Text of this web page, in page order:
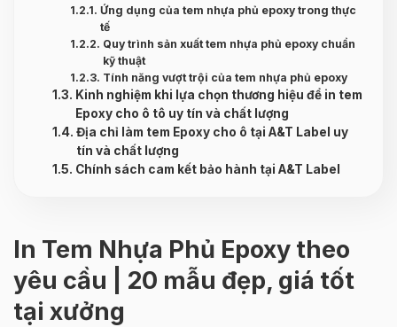
Ứng dụng của tem nhựa phủ epoxy trong thực
tế
Quy trình sản xuất tem nhựa phủ epoxy chuẩn
kỹ thuật
Tính năng vượt trội của tem nhựa phủ epoxy
Kinh nghiệm khi lựa chọn thương hiệu để in tem
Epoxy cho ô tô uy tín và chất lượng
Địa chỉ làm tem Epoxy cho ô tại A&T Label uy
tín và chất lượng
Chính sách cam kết bảo hành tại A&T Label
In Tem Nhựa Phủ Epoxy theo
yêu cầu | 20 mẫu đẹp, giá tốt
tại xưởng